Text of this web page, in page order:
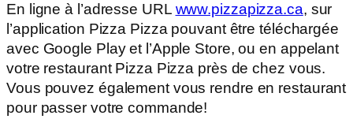
En ligne à l’adresse URL www.pizzapizza.ca, sur
l’application Pizza Pizza pouvant être téléchargée
avec Google Play et l’Apple Store, ou en appelant
votre restaurant Pizza Pizza près de chez vous.
Vous pouvez également vous rendre en restaurant
pour passer votre commande!